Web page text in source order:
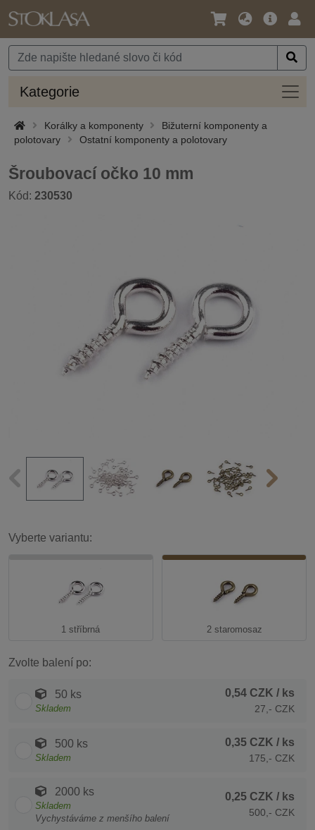
Jazyk
Měna
Hlavní
Kategorie
Korálky a komponenty
Bižuterní komponenty a
polotovary
Ostatní komponenty a polotovary
Šroubovací očko 10 mm
Kód: 230530
Vyberte variantu:
1 stříbrná 2 staromosaz
Zvolte balení po:
50 ks
Skladem
0,54 CZK / ks
27,- CZK
500 ks
Skladem
0,35 CZK / ks
175,- CZK
2000 ks
Skladem
Vychystáváme z menšího balení
0,25 CZK / ks
500,- CZK